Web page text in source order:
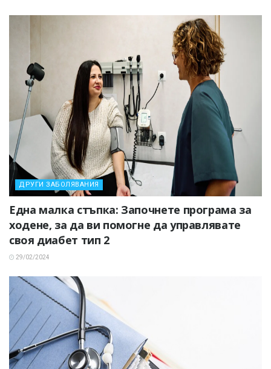
ДРУГИ ЗАБОЛЯВАНИЯ
Една малка стъпка: Започнете програма за
ходене, за да ви помогне да управлявате
своя диабет тип 2
29/02/2024